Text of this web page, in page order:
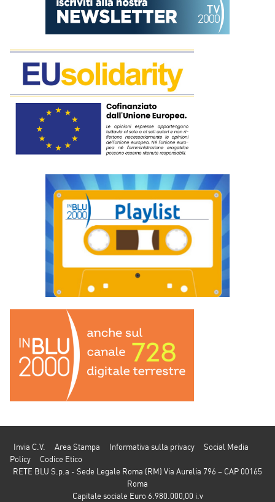
Invia C.V. Area Stampa Informativa sulla privacy
Social Media
Policy
Codice Etico
RETE BLU S.p.a - Sede Legale Roma (RM) Via Aurelia 796 – CAP 00165
Roma
Capitale sociale Euro 6.980.000,00 i.v